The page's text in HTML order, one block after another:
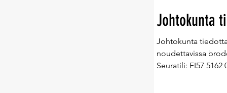
Johtokunta
Johtokunta
noudettavissa
Seuratili: FI57 5162